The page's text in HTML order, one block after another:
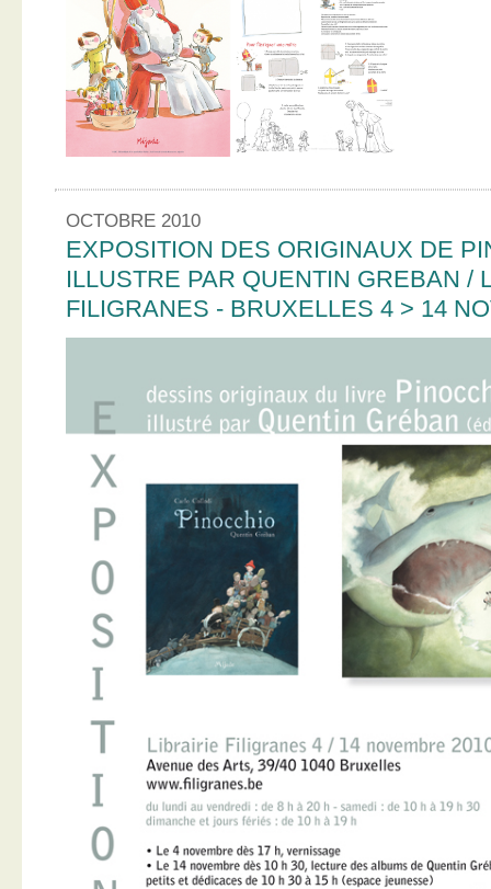
OCTOBRE 2010
EXPOSITION DES ORIGINAUX DE
ILLUSTRE PAR QUENTIN GREBAN /
FILIGRANES - BRUXELLES 4 > 14